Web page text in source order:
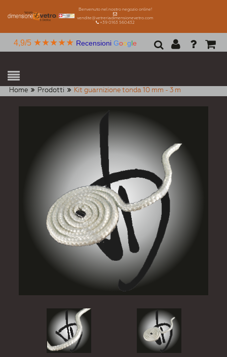
Benvenuto nel nostro negozio online!
vendite@vetreriadimensionevetro.com
+39 0163 560432
4,9/5 ★★★★★ Recensioni Google
Home Prodotti Kit guarnizione tonda 10 mm - 3 m